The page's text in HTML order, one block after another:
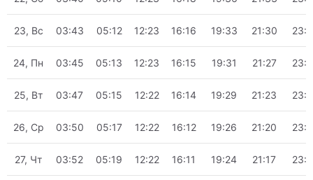
23, Вс 03:43 05:12 12:23 16:16 19:33 21:30
24, Пн 03:45 05:13 12:23 16:15 19:31 21:27
25, Вт 03:47 05:15 12:22 16:14 19:29 21:23
26, Ср 03:50 05:17 12:22 16:12 19:26 21:20
27, Чт 03:52 05:19 12:22 16:11 19:24 21:17